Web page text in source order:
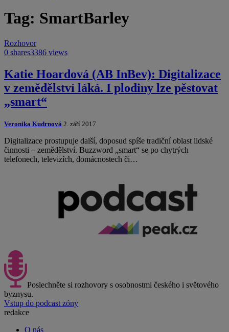
Tag: SmartBarley
Rozhovor
0 shares3386 views
Katie Hoardová (AB InBev): Digitalizace
v zemědělství láká. I plodiny lze pěstovat
„smart“
Veronika Kudrnová 2. září 2017
Digitalizace prostupuje další, doposud spíše tradiční oblast lidské
činnosti – zemědělství. Buzzword „smart“ se po chytrých
telefonech, televizích, domácnostech či…
Poslechněte si rozhovory s osobnostmi českého i světového
byznysu.
Vstup do podcast zóny
redakce
O nás